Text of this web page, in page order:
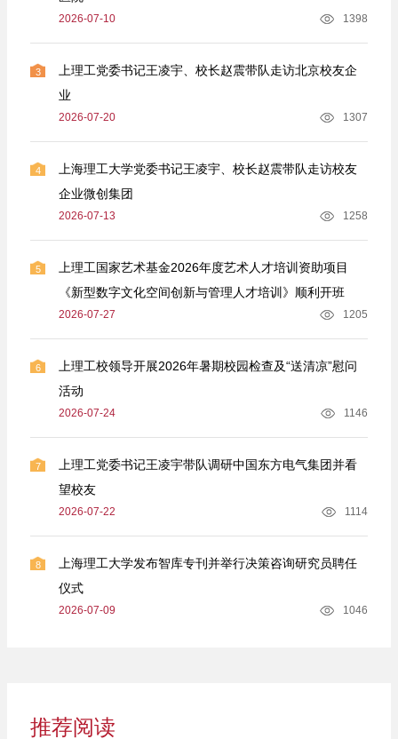
2026-07-10 1398
3
上理工党委书记王凌宇、校长赵震带队走访北京校友企
业
2026-07-20 1307
4
上海理工大学党委书记王凌宇、校长赵震带队走访校友
企业微创集团
2026-07-13 1258
5
上理工国家艺术基金2026年度艺术人才培训资助项目
《新型数字文化空间创新与管理人才培训》顺利开班
2026-07-27 1205
6
上理工校领导开展2026年暑期校园检查及“送清凉”慰问
活动
2026-07-24 1146
7
上理工党委书记王凌宇带队调研中国东方电气集团并看
望校友
2026-07-22 1114
8
上海理工大学发布智库专刊并举行决策咨询研究员聘任
仪式
2026-07-09 1046
推荐阅读